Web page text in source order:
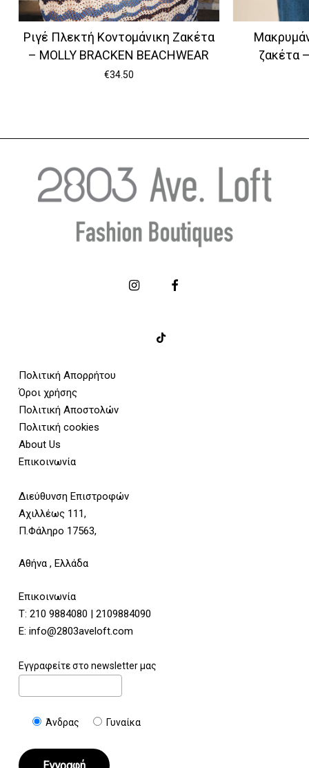
Ριγέ Πλεκτή Κοντομάνικη Ζακέτα
– MOLLY BRACKEN BEACHWEAR
€34.50
ζακέτα
Πολιτική Απορρήτου
Όροι χρήσης
Πολιτική Αποστολών
Πολιτική cookies
About Us
Επικοινωνία
Διεύθυνση Επιστροφών
Αχιλλέως 111,
Π.Φάληρο 17563,
Αθήνα , Ελλάδα
Επικοινωνία
Τ: 210 9884080 | 2109884090
E: info@2803aveloft.com
Εγγραφείτε στο newsletter μας
Άνδρας Γυναίκα